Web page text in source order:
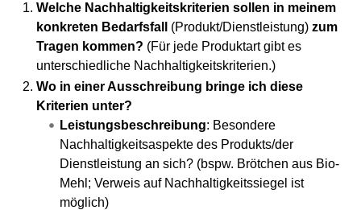
Welche Nachhaltigkeitskriterien sollen in meinem
konkreten Bedarfsfall
(Produkt/Dienstleistung) zum
Tragen kommen? (Für jede Produktart gibt es
unterschiedliche Nachhaltigkeitskriterien.)
Wo in einer Ausschreibung bringe ich diese
Kriterien unter?
Leistungsbeschreibung: Besondere
Nachhaltigkeitsaspekte des Produkts/der
Dienstleistung an sich? (bspw. Brötchen aus Bio-
Mehl; Verweis auf Nachhaltigkeitssiegel ist
möglich)